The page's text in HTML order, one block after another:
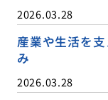
2026.03.28
産業や生活を
み
2026.03.28